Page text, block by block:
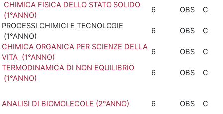
CHIMICA FISICA DELLO STATO SOLIDO
(1°ANNO)
6 OBS
C
PROCESSI CHIMICI E TECNOLOGIE
(1°ANNO)
6 OBS
C
CHIMICA ORGANICA PER SCIENZE DELLA
VITA (1°ANNO)
6 OBS
C
TERMODINAMICA DI NON EQUILIBRIO
(1°ANNO)
6 OBS C
ANALISI DI BIOMOLECOLE (2°ANNO) 6 OBS
C